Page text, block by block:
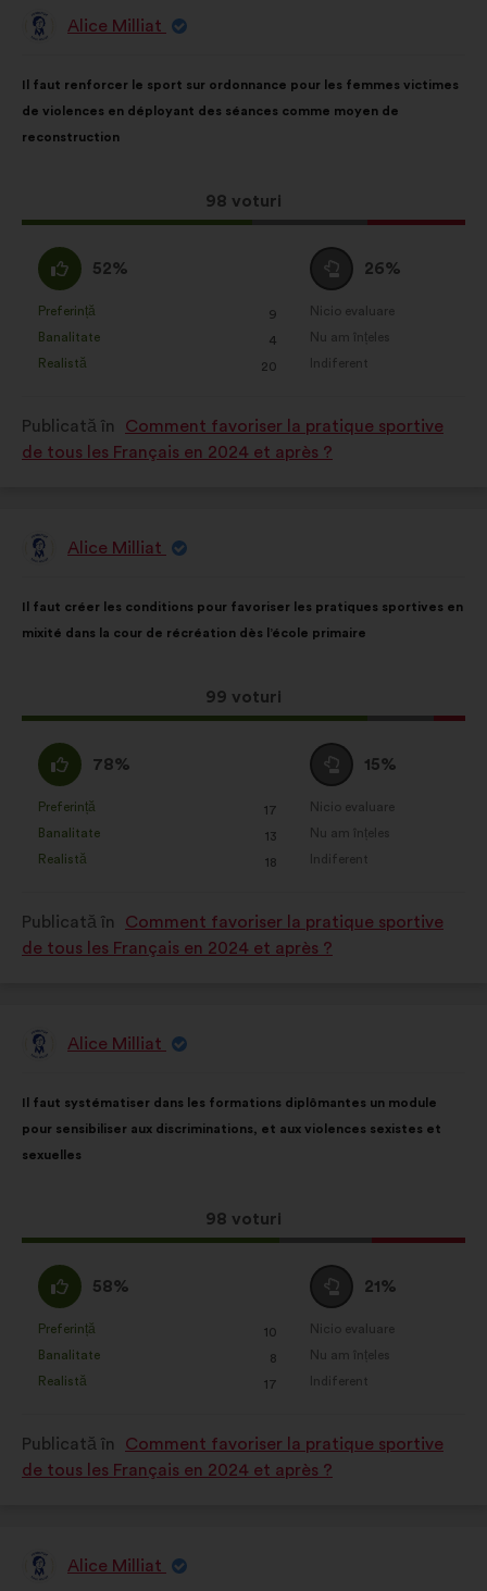
PropunereAlice Milliat
propunerii:
Il faut renforcer le sport sur ordonnance pour les femmes victimes
de violences en déployant des séances comme moyen de
reconstruction
Această
propunere
98 voturi
următoarea
distribuire:
Acord
:
52%
clasificarea:
Preferință
: 9
ori
Banalitate
: 4
ori
Realistă
: 20
ori
Neutru
:
26%
clasificarea:
Nicio evaluare
:ori
Nu am înțeles
:ori
Indiferent
:ori
Publicată în
Comment favoriser la pratique sportive
de tous les Français en 2024 et après ?
PropunereAlice Milliat
propunerii:
Il faut créer les conditions pour favoriser les pratiques sportives en
mixité dans la cour de récréation dès l’école primaire
Această
propunere
99 voturi
următoarea
distribuire:
Acord
:
78%
clasificarea:
Preferință
: 17
ori
Banalitate
: 13
ori
Realistă
: 18
ori
Neutru
:
15%
clasificarea:
Nicio evaluare
:ori
Nu am înțeles
:ori
Indiferent
:ori
Publicată în
Comment favoriser la pratique sportive
de tous les Français en 2024 et après ?
PropunereAlice Milliat
propunerii:
Il faut systématiser dans les formations diplômantes un module
pour sensibiliser aux discriminations, et aux violences sexistes et
sexuelles
Această
propunere
98 voturi
următoarea
distribuire:
Acord
:
58%
clasificarea:
Preferință
: 10
ori
Banalitate
: 8
ori
Realistă
: 17
ori
Neutru
:
21%
clasificarea:
Nicio evaluare
:ori
Nu am înțeles
:ori
Indiferent
:ori
Publicată în
Comment favoriser la pratique sportive
de tous les Français en 2024 et après ?
PropunereAlice Milliat